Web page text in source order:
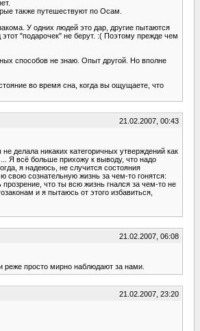
также путешествуют по Осам.
У одних людей это дар, другие пытаются
"подарочек" не берут. :( Поэтому прежде чем
способов не знаю. Опыт другой. Но вполне
во время сна, когда вы ощущаете, что
21.02.2007, 00:43
делала никаких категоричных утверждений как
Я всё больше прихожу к выводу, что надо
я надеюсь, не случится состояния
свою сознательную жизнь за чем-то гонятся:
что ты всю жизнь гнался за чем-то не
и я пытаюсь от этого избавиться,
21.02.2007, 06:08
просто мирно наблюдают за нами.
21.02.2007, 23:20